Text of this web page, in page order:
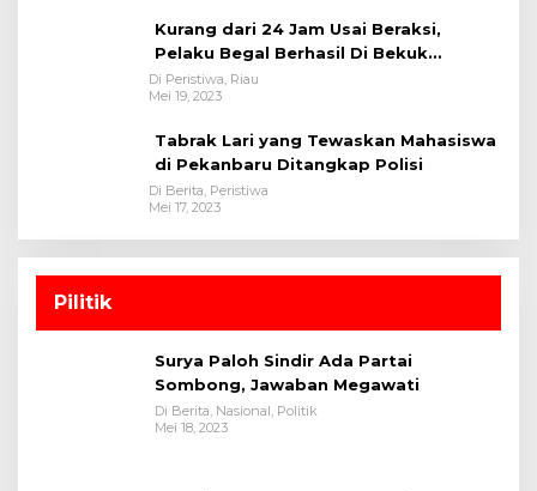
Kurang dari 24 Jam Usai Beraksi,
Pelaku Begal Berhasil Di Bekuk
Satreskrim Polres Kuansing
Di Peristiwa, Riau
Mei 19, 2023
Tabrak Lari yang Tewaskan Mahasiswa
di Pekanbaru Ditangkap Polisi
Di Berita, Peristiwa
Mei 17, 2023
Pilitik
Surya Paloh Sindir Ada Partai
Sombong, Jawaban Megawati
Di Berita, Nasional, Politik
Mei 18, 2023